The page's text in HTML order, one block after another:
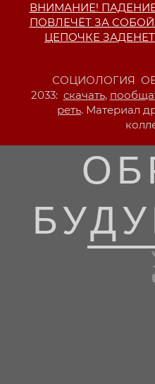
ВНИМАНИЕ!
ПОВЛЕЧЁТ ЗА
ЦЕПОЧКЕ
СОЦИОЛОГИЯ
2033: скачать,
реть. Материал